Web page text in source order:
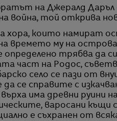
война, той открива
хора, които намират
времето му на
определено трябва да
част на Родос,
село се пази от
се справите с
върха има древни руини
варосани къщи
е съхранен от